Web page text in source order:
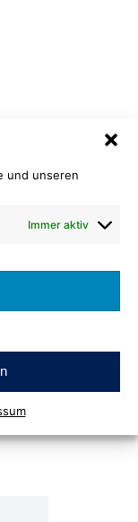
und unseren
Immer aktiv